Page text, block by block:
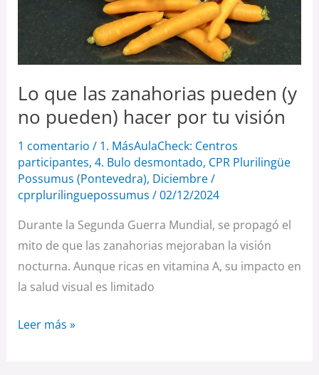
Lo que las zanahorias pueden (y
no pueden) hacer por tu visión
1 comentario / 1. MásAulaCheck: Centros
participantes, 4. Bulo desmontado, CPR Plurilingüe
Possumus (Pontevedra), Diciembre/
cprplurilinguepossumus /02/12/2024
Durante la Segunda Guerra Mundial, se propagó el
mito de que las zanahorias mejoraban la visión
nocturna. Aunque ricas en vitamina A, su impacto en
la salud visual es limitado
no
pueden)
hacer
visión
Leer más »